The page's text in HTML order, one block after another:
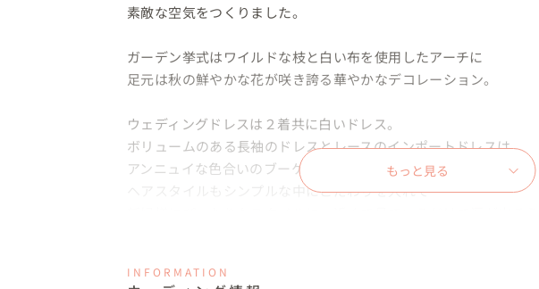
素敵な空気をつくりました。
ガーデン挙式はワイルドな枝と白い布を使用したアーチに
足元は秋の鮮やかな花が咲き誇る華やかなデコレーション。
ウェディングドレスは２着共に白いドレス。
ボリュームのある長袖のドレスとレースのインポートドレスは
アンニュイな色合いのブーケと調和し
ヘアスタイルもシンプルな中にこだわりを入れて
この日を迎えるにあたっておふたりと一緒に育んだ9か月の時間。
もっと見る
INFORMATION